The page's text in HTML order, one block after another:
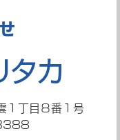
１丁目８番１号